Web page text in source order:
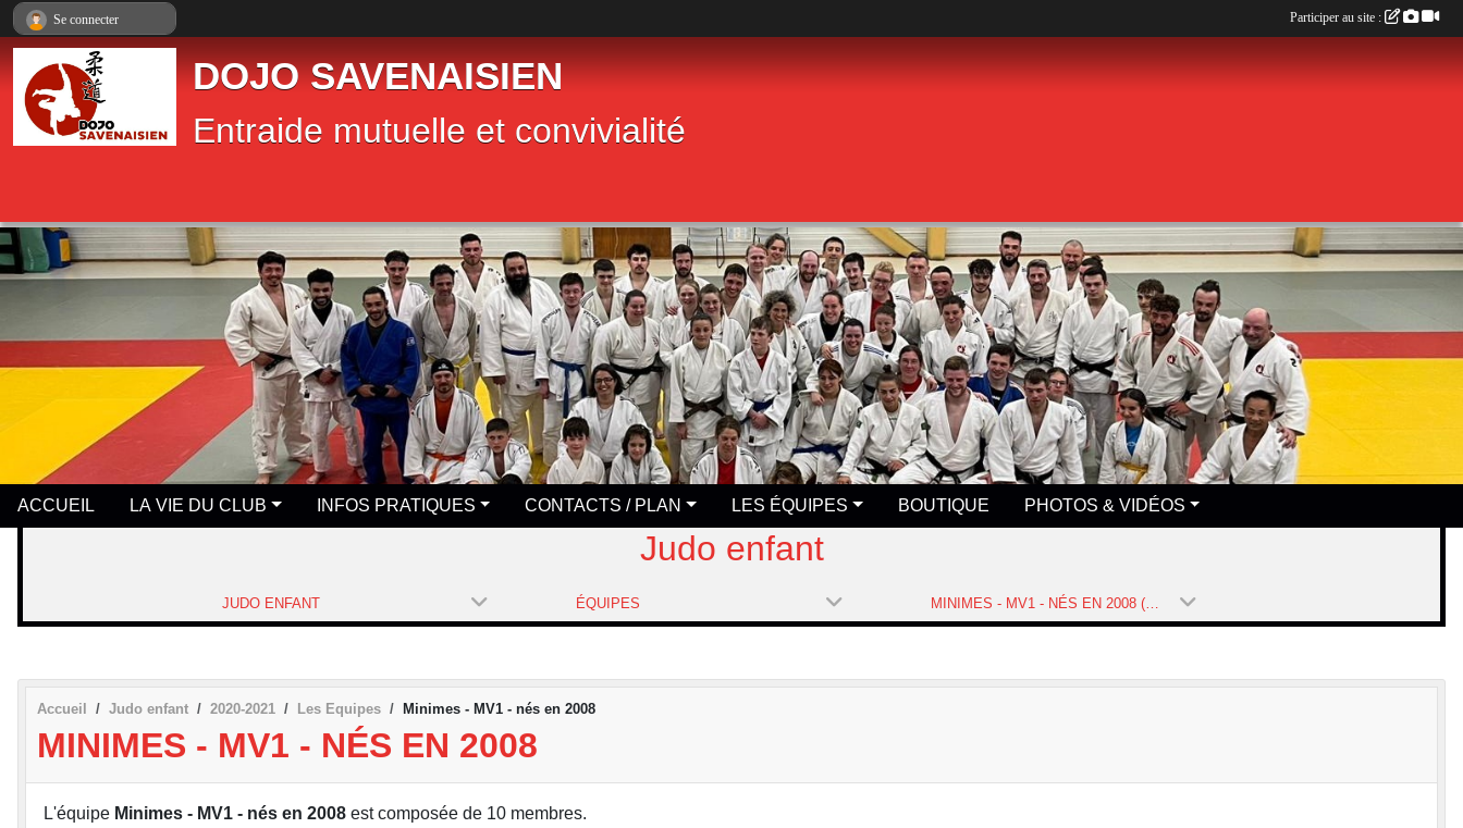
DOJO SAVENAISIEN
Entraide mutuelle et convivialité
ACCUEIL LA VIE DU CLUB INFOS PRATIQUES CONTACTS / PLAN LES ÉQUIPES BOUTIQUE PHOTOS & VIDÉOS
Judo enfant
JUDO ENFANT ÉQUIPES MINIMES - MV1 - NÉS EN 2008 (SAISON 2020-2021)
Accueil Judo enfant 2020-2021 Les Equipes Minimes - MV1 - nés en 2008
MINIMES - MV1 - NÉS EN 2008
L'équipe Minimes - MV1 - nés en 2008 est composée de 10 membres.
Se connecter Participer au site :
Panneau de gestion des cookies